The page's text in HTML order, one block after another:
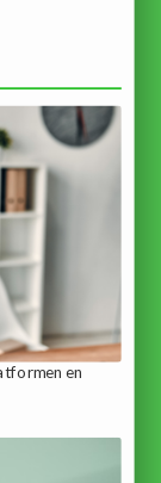
en